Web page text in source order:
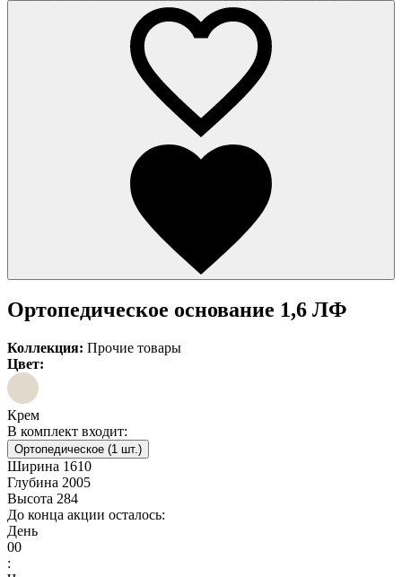
Ортопедическое основание 1,6 ЛФ
Коллекция: Прочие товары
Цвет:
Крем
В комплект входит:
Ортопедическое (1 шт.)
Ширина 1610
Глубина 2005
Высота 284
До конца акции осталось:
День
00
: